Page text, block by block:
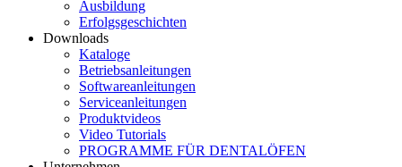
Ausbildung
Erfolgsgeschichten
Downloads
Kataloge
Betriebsanleitungen
Softwareanleitungen
Serviceanleitungen
Produktvideos
Video Tutorials
PROGRAMME FÜR DENTALÖFEN